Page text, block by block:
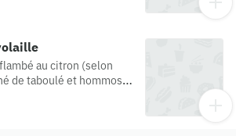
au citron (selon
de taboulé et hommos.